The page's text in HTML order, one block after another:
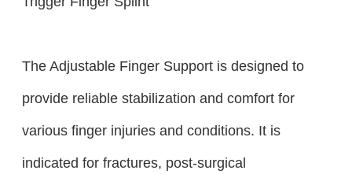
The Adjustable Finger Support is designed to
provide reliable stabilization and comfort for
various finger injuries and conditions. It is
indicated for fractures, post-surgical